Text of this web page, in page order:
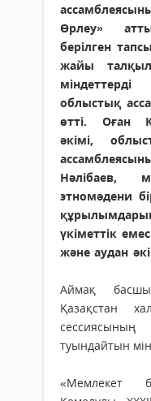
Өрлеу»
берілген
жайы
облыстық
өтті. Оған
әкімі,
Нәлібаев,
этномәдени
үкіметтік
және аудан
Аймақ
Қазақстан
туындайтын
«Мемлекет